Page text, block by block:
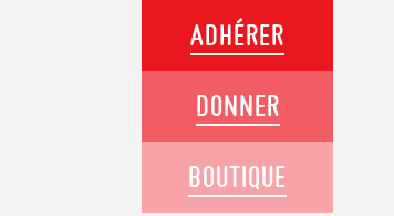
ADHÉRER
DONNER
BOUTIQUE